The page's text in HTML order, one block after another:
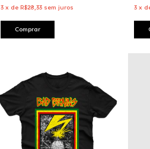
3 x de R$28,33 sem juros
Comprar
3 x